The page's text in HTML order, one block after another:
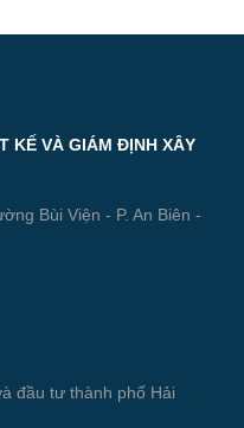
KẾ VÀ GIÁM ĐỊNH XÂY
Bùi Viện - P. An Biên -
đầu tư thành phố Hải